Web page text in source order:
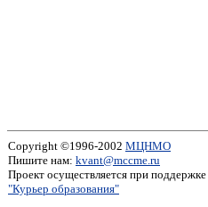
Copyright ©1996-2002 МЦНМО
Пишите нам: kvant@mccme.ru
Проект осуществляется при поддержке
"Курьер образования"